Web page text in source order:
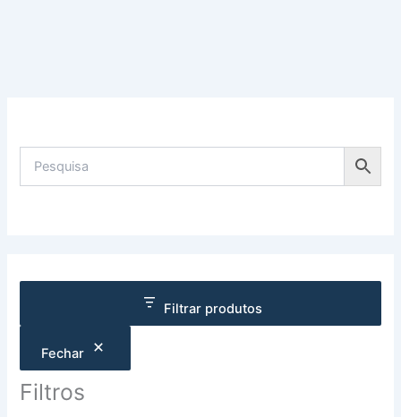
Filtrar produtos
Fechar
Filtros